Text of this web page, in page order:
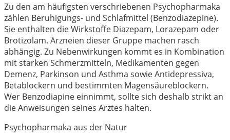
Zu den am häufigsten verschriebenen Psychopharmaka
zählen Beruhigungs- und Schlafmittel (Benzodiazepine).
Sie enthalten die Wirkstoffe Diazepam, Lorazepam oder
Brotizolam. Arzneien dieser Gruppe machen rasch
abhängig. Zu Nebenwirkungen kommt es in Kombination
mit starken Schmerzmitteln, Medikamenten gegen
Demenz, Parkinson und Asthma sowie Antidepressiva,
Betablockern und bestimmten Magensäureblockern.
Wer Benzodiapine einnimmt, sollte sich deshalb strikt an
die Anweisungen seines Arztes halten.
Psychopharmaka aus der Natur